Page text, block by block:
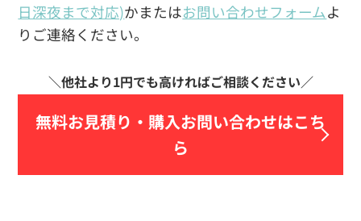
日深夜まで対応)かまたはお問い合わせフォームよ
りご連絡ください。
無料お見積り・ 購入お問い合わせはこち
ら